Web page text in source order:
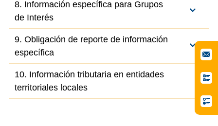
8. Información específica para Grupos
de Interés
9. Obligación de reporte de información
específica
10. Información tributaria en entidades
territoriales locales